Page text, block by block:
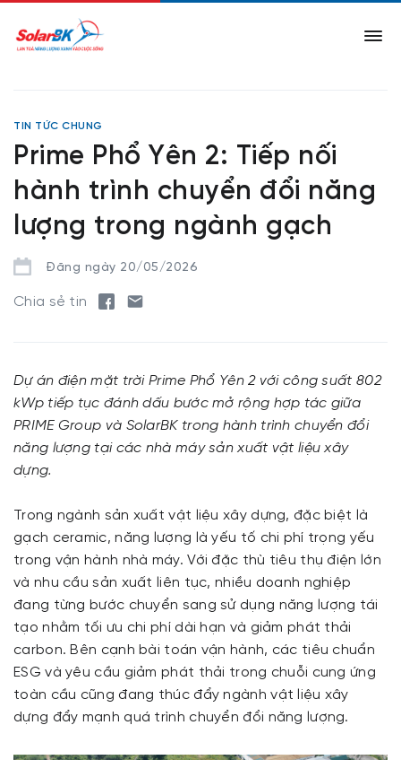
TIN TỨC CHUNG
Prime Phổ Yên 2: Tiếp nối
hành trình chuyển đổi năng
lượng trong ngành gạch
Đăng ngày 20/05/2026
Chia sẻ tin
Dự án điện mặt trời Prime Phổ Yên 2 với công suất 802
kWp tiếp tục đánh dấu bước mở rộng hợp tác giữa
PRIME Group và SolarBK trong hành trình chuyển đổi
năng lượng tại các nhà máy sản xuất vật liệu xây
dựng.
Trong ngành sản xuất vật liệu xây dựng, đặc biệt là
gạch ceramic, năng lượng là yếu tố chi phí trọng yếu
trong vận hành nhà máy. Với đặc thù tiêu thụ điện lớn
và nhu cầu sản xuất liên tục, nhiều doanh nghiệp
đang từng bước chuyển sang sử dụng năng lượng tái
tạo nhằm tối ưu chi phí dài hạn và giảm phát thải
carbon. Bên cạnh bài toán vận hành, các tiêu chuẩn
ESG và yêu cầu giảm phát thải trong chuỗi cung ứng
toàn cầu cũng đang thúc đẩy ngành vật liệu xây
dựng đẩy mạnh quá trình chuyển đổi năng lượng.